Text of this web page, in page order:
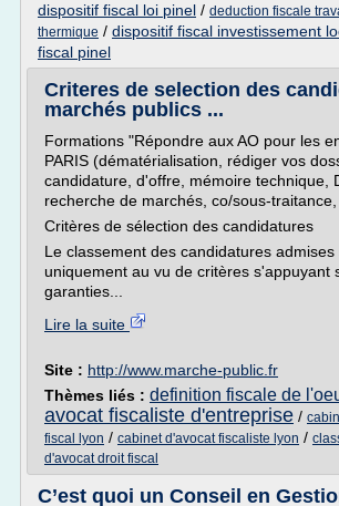
dispositif fiscal loi pinel / deduction fiscale
thermique / dispositif fiscal investissement
fiscal pinel
Criteres de selection des
marchés publics ...
Formations "Répondre aux AO pour les
PARIS (dématérialisation, rédiger vos
candidature, d'offre, mémoire technique,
recherche de marchés, co/sous-
Critères de sélection des candidatures
Le classement des candidatures
uniquement au vu de critères s'appuyant
garanties...
Lire la suite
Site : http://www.marche-public.fr
Thèmes liés : definition fiscale de
avocat fiscaliste d'entreprise /
fiscal lyon / cabinet d'avocat fiscaliste lyon /
d'avocat droit fiscal
C’est quoi un Conseil en